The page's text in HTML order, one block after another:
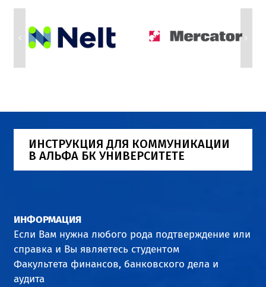
ИНСТРУКЦИЯ ДЛЯ КОММУНИКАЦИИ
В АЛЬФА БК УНИВЕРСИТЕТЕ
ИНФОРМАЦИЯ
Если Вам нужна любого рода подтверждение или
справка и Вы являетесь студентом
Факультета финансов, банковского дела и
аудита